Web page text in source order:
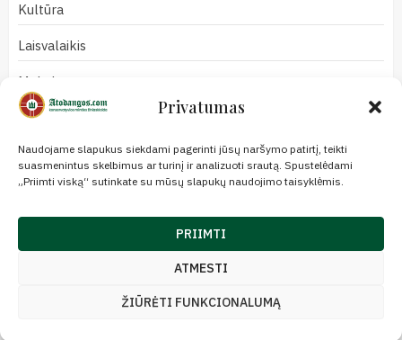
Privatumas
Naudojame slapukus siekdami pagerinti jūsų naršymo patirtį, teikti
suasmenintus skelbimus ar turinį ir analizuoti srautą. Spustelėdami
„Priimti viską“ sutinkate su mūsų slapukų naudojimo taisyklėmis.
PRIIMTI
ATMESTI
ŽIŪRĖTI FUNKCIONALUMĄ
Kultūra
Laisvalaikis
Mokslas
Naujienos
Nuomonės
Politika
Redakcija